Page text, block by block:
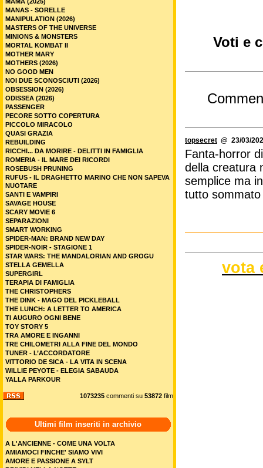
Voti e
topsecret @ 23/03/
Fanta-horror
della creatura
semplice ma
tutto
vota
MANAS - SORELLE
MANIPULATION (2026)
MASTERS OF THE UNIVERSE
MINIONS & MONSTERS
MORTAL KOMBAT II
MOTHER MARY
MOTHERS (2026)
NO GOOD MEN
NOI DUE SCONOSCIUTI (2026)
OBSESSION (2026)
ODISSEA (2026)
PASSENGER
PECORE SOTTO COPERTURA
PICCOLO MIRACOLO
QUASI GRAZIA
REBUILDING
RICCHI... DA MORIRE - DELITTI IN FAMIGLIA
ROMERIA - IL MARE DEI RICORDI
ROSEBUSH PRUNING
RUFUS - IL DRAGHETTO MARINO CHE NON SAPEVA
NUOTARE
SANTI E VAMPIRI
SAVAGE HOUSE
SCARY MOVIE 6
SEPARAZIONI
SMART WORKING
SPIDER-MAN: BRAND NEW DAY
SPIDER-NOIR - STAGIONE 1
STAR WARS: THE MANDALORIAN AND GROGU
STELLA GEMELLA
SUPERGIRL
TERAPIA DI FAMIGLIA
THE CHRISTOPHERS
THE DINK - MAGO DEL PICKLEBALL
THE LUNCH: A LETTER TO AMERICA
TI AUGURO OGNI BENE
TOY STORY 5
TRA AMORE E INGANNI
TRE CHILOMETRI ALLA FINE DEL MONDO
TUNER - L’ACCORDATORE
VITTORIO DE SICA - LA VITA IN SCENA
WILLIE PEYOTE - ELEGIA SABAUDA
YALLA PARKOUR
1073235 commenti su 53872 film
Ultimi film inseriti in archivio
A L'ANCIENNE - COME UNA VOLTA
AMIAMOCI FINCHE' SIAMO VIVI
AMORE E PASSIONE A SYLT